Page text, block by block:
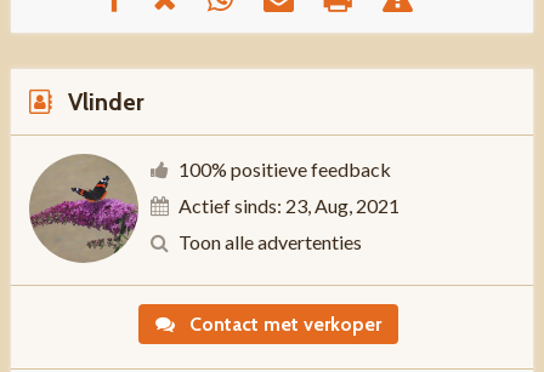
Vlinder
100% positieve feedback
Actief sinds: 23, Aug, 2021
Toon alle advertenties
Contact met verkoper